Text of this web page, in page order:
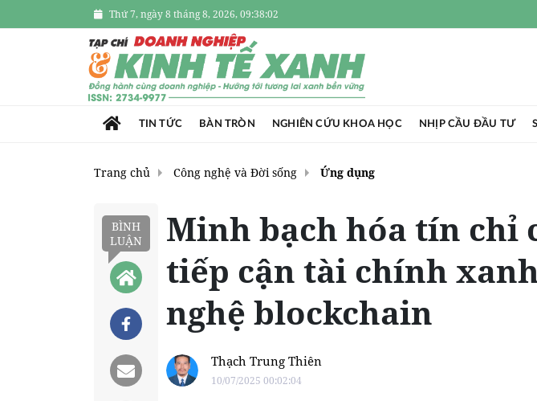
Thứ 7, ngày 8 tháng 8, 2026, 09:38:03
TIN TỨC BÀN TRÒN NGHIÊN CỨU KHOA HỌC NHỊP CẦU ĐẦU TƯ
Trang chủ Công nghệ và Đời sống Ứng dụng
BÌNH
LUẬN
Minh bạch hóa tín chỉ
tiếp cận tài chính
nghệ blockchain
Thạch Trung Thiên
10/07/2025 00:02:04